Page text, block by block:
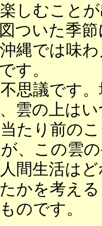
しむこと
ついた季
縄では味
す。
思議です。
雲の上は
たり前の
、この雲
間生活は
かを考え
のです。